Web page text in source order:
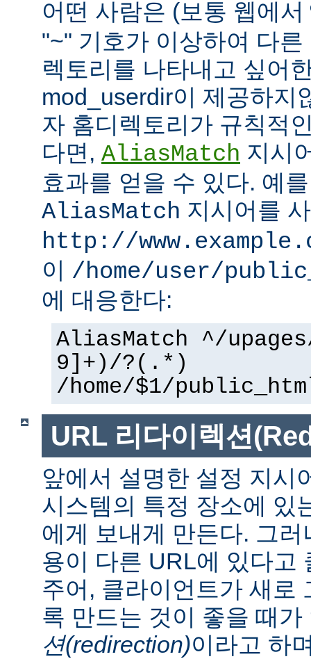
어떤 사람은 (보통 웹에서
"~" 기호가 이상하여 다
렉토리를 나타내고 싶어
mod_userdir이 제공하지
자 홈디렉토리가 규칙적
다면, AliasMatch 지시
효과를 얻을 수 있다. 예
AliasMatch 지시어를
http://
이 /home/user/
에 대응한다:
AliasMatch ^/
9]+)/?(.*)
/home/$1/
URL 리다이렉션
앞에서 설명한 설정 지시
시스템의 특정 장소에 있
에게 보내게 만든다. 그
용이 다른 URL에 있다고
주어, 클라이언트가 새로
록 만드는 것이 좋을 때
션(redirection)이라고 하